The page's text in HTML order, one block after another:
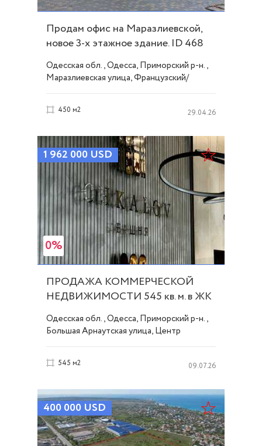
Продам офис на Маразлиевской,
новое 3-х этажное здание. ID 468
Одесская обл., Одесса, Приморский р-н.,
Маразлиевская улица, Французский/
450 м2 29.04.26
1 962 000 USD
0%
ПРОДАЖА КОММЕРЧЕСКОЙ
НЕДВИЖИМОСТИ 545 кв. м. в ЖК
"Башня CHKALOV" ID 54321
Одесская обл., Одесса, Приморский р-н.,
Большая Арнаутская улица, Центр
545 м2 09.07.26
400 000 USD